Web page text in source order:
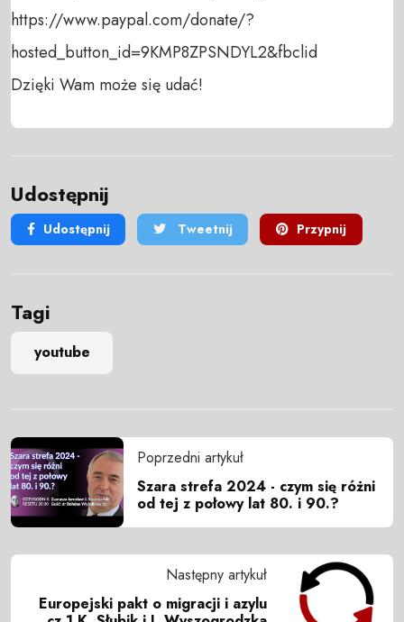
https://www.paypal.com/donate/?
hosted_button_id=9KMP8ZPSNDYL2&fbclid
Dzięki Wam może się udać!
Udostępnij
Udostępnij Tweetnij Przypnij
Tagi
youtube
Poprzedni artykuł
Szara strefa 2024 - czym się różni
od tej z połowy lat 80. i 90.?
Następny artykuł
Europejski pakt o migracji i azylu